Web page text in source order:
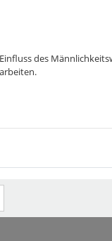
des